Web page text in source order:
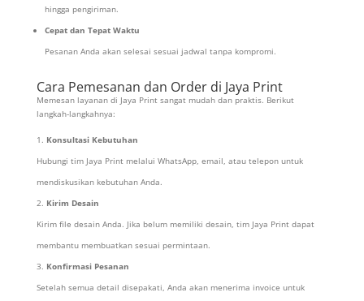
hingga pengiriman.
Cepat dan Tepat Waktu
Pesanan Anda akan selesai sesuai jadwal tanpa kompromi.
Cara Pemesanan dan Order di Jaya Print
Memesan layanan di Jaya Print sangat mudah dan praktis. Berikut
langkah-langkahnya:
Konsultasi Kebutuhan
Hubungi tim Jaya Print melalui WhatsApp, email, atau telepon untuk
mendiskusikan kebutuhan Anda.
Kirim Desain
Kirim file desain Anda. Jika belum memiliki desain, tim Jaya Print dapat
membantu membuatkan sesuai permintaan.
Konfirmasi Pesanan
Setelah semua detail disepakati, Anda akan menerima invoice untuk